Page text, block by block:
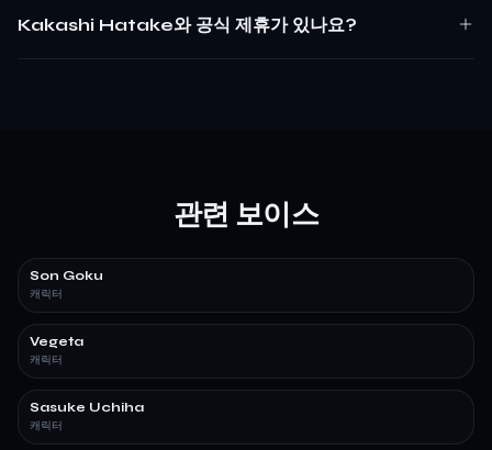
Kakashi Hatake와 공식 제휴가 있나요?
관련 보이스
Son Goku
캐릭터
Vegeta
캐릭터
Sasuke Uchiha
캐릭터